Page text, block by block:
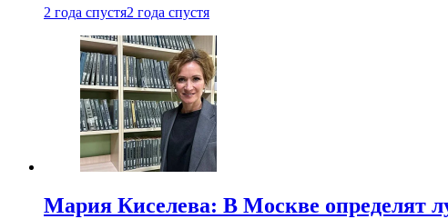
2 года спустя2 года спустя
Мария Киселева: В Москве определят